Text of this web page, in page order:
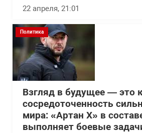
22 апреля, 21:01
Политика
Взгляд в будущее — это
сосредоточенность
мира: «Артан Х» в
выполняет боевые